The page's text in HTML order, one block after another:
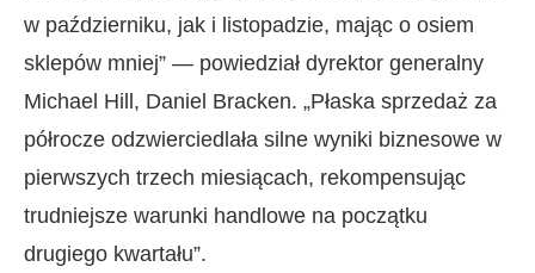
w październiku, jak i listopadzie, mając o osiem
sklepów mniej” — powiedział dyrektor generalny
Michael Hill, Daniel Bracken. „Płaska sprzedaż za
półrocze odzwierciedlała silne wyniki biznesowe w
pierwszych trzech miesiącach, rekompensując
trudniejsze warunki handlowe na początku
drugiego kwartału”.